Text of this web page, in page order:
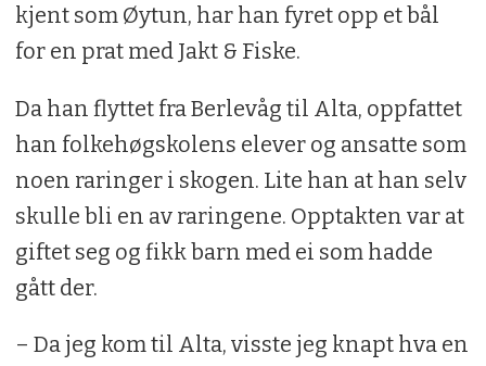
kjent som Øytun, har han fyret opp et bål
for en prat med Jakt & Fiske.
Da han flyttet fra Berlevåg til Alta, oppfattet
han folkehøgskolens elever og ansatte som
noen raringer i skogen. Lite han at han selv
skulle bli en av raringene. Opptakten var at
giftet seg og fikk barn med ei som hadde
gått der.
– Da jeg kom til Alta, visste jeg knapt hva en